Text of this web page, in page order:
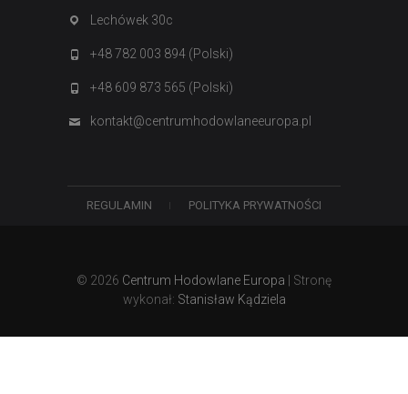
Lechówek 30c
+48 782 003 894 (Polski)
+48 609 873 565 (Polski)
kontakt@centrumhodowlaneeuropa.pl
REGULAMIN POLITYKA PRYWATNOŚCI
© 2026 Centrum Hodowlane Europa | Stronę
wykonał: Stanisław Kądziela